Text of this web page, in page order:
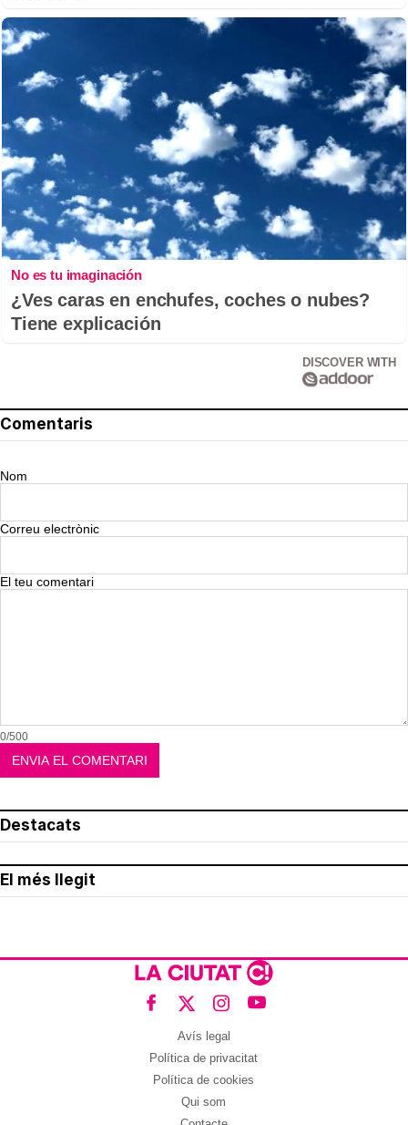
No es tu imaginación
¿Ves caras en enchufes, coches o nubes?
Tiene explicación
DISCOVER WITH
Comentaris
Nom
Correu electrònic
El teu comentari
0/500
Destacats
El més llegit
Avís legal
Política de privacitat
Política de cookies
Qui som